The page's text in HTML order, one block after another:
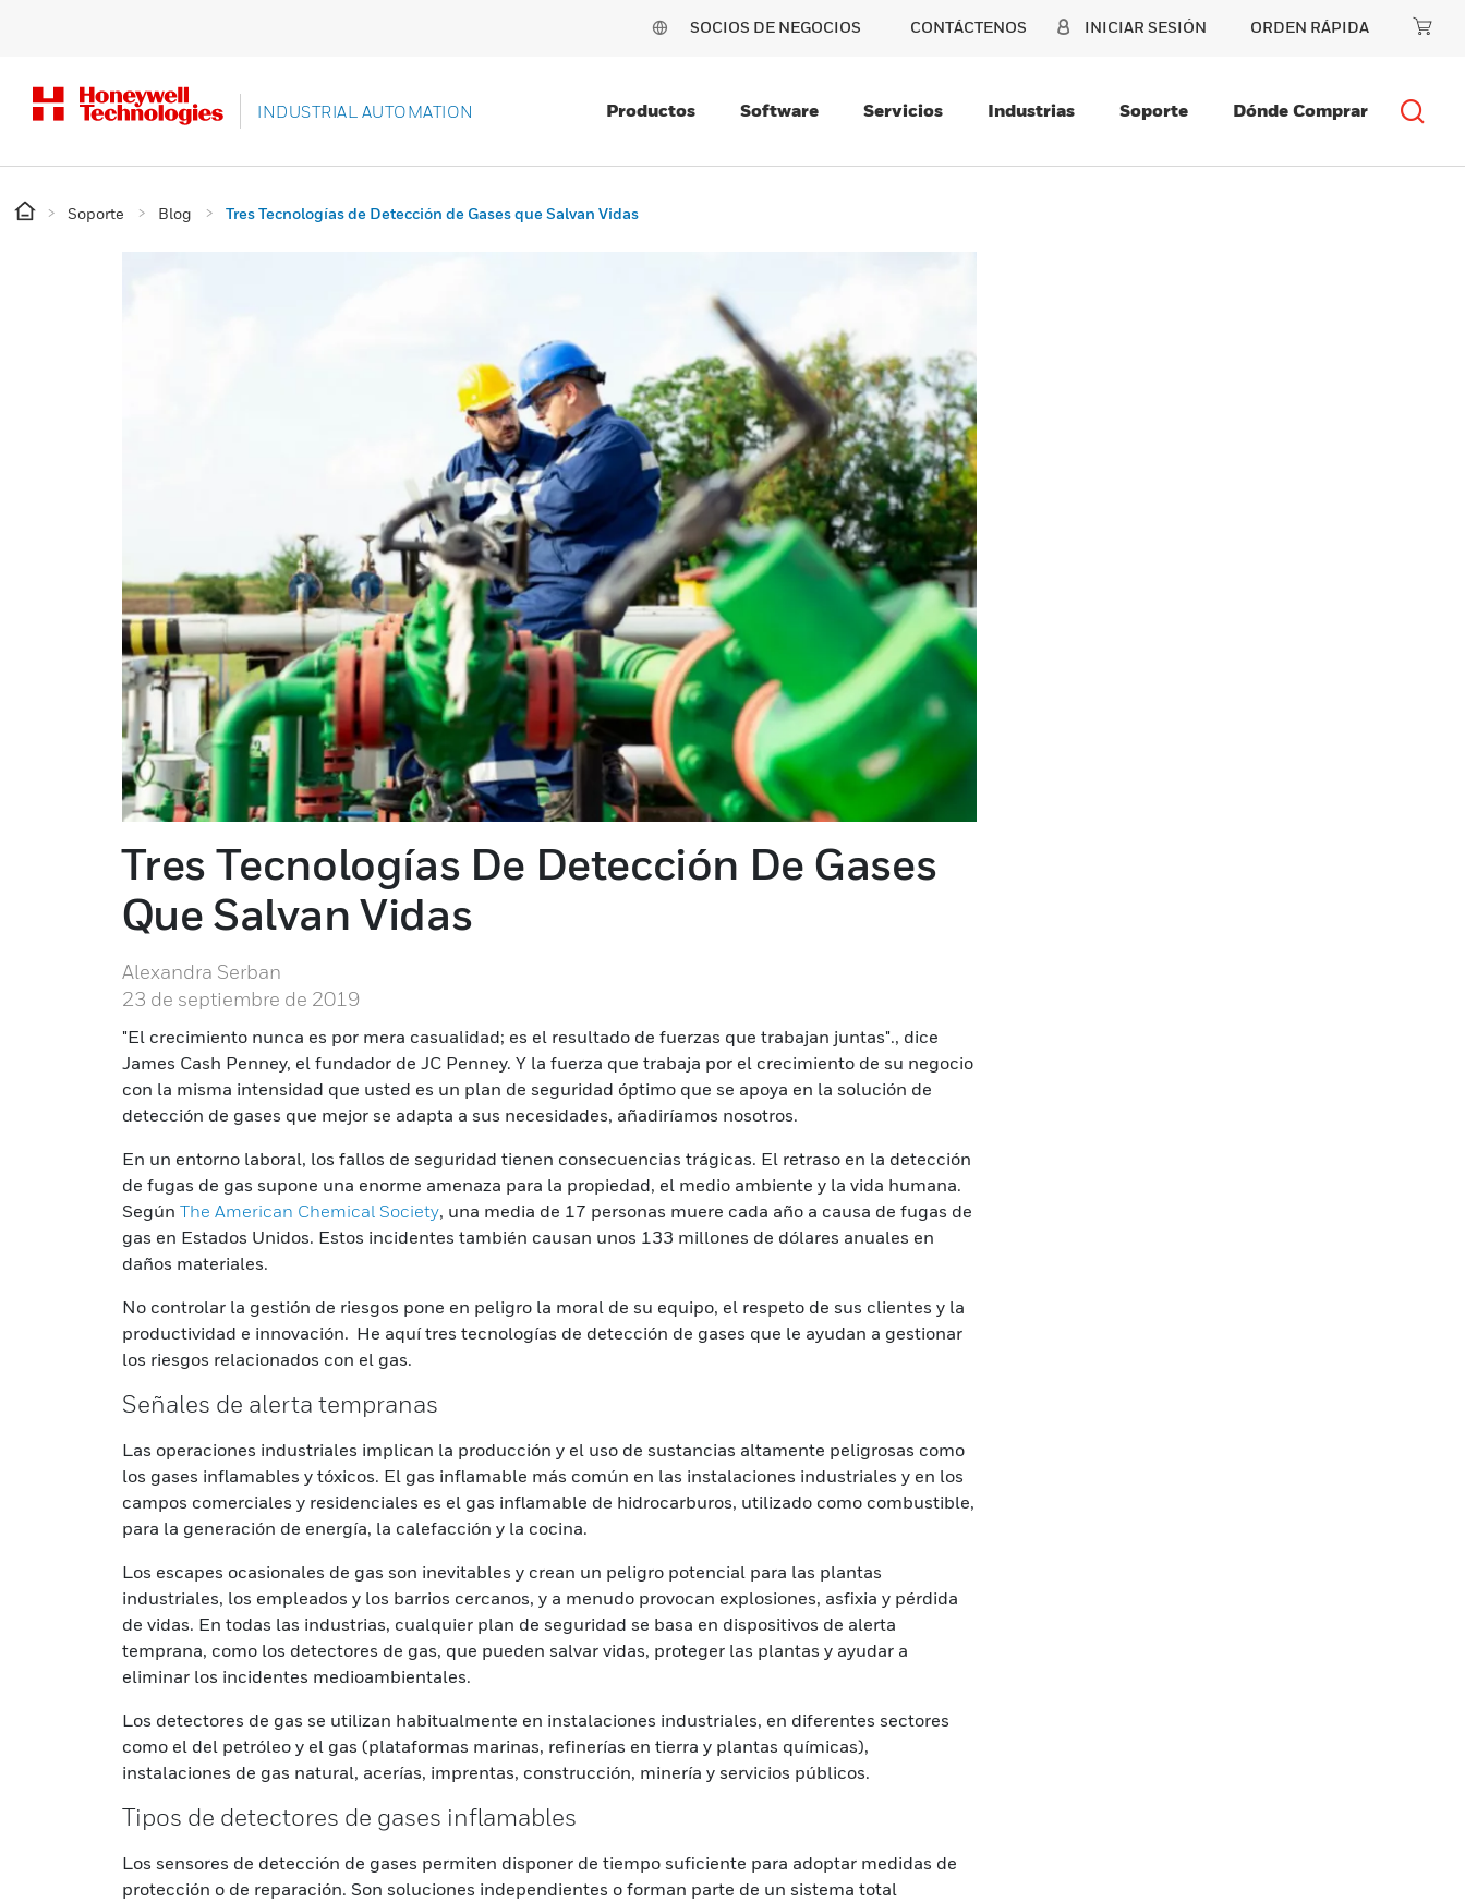
SOCIOS DE NEGOCIOS CONTÁCTENOS INICIAR SESIÓN ORDEN RÁPIDA
INDUSTRIAL AUTOMATION Productos Software Servicios Industrias Soporte Dónde Comprar
Soporte Blog Tres Tecnologías de Detección de Gases que Salvan Vidas
Tres Tecnologías De Detección De Gases
Que Salvan Vidas
Alexandra Serban
23 de septiembre de 2019
"El crecimiento nunca es por mera casualidad; es el resultado de fuerzas que trabajan juntas"., dice
James Cash Penney, el fundador de JC Penney. Y la fuerza que trabaja por el crecimiento de su negocio
con la misma intensidad que usted es un plan de seguridad óptimo que se apoya en la solución de
detección de gases que mejor se adapta a sus necesidades, añadiríamos nosotros.
En un entorno laboral, los fallos de seguridad tienen consecuencias trágicas. El retraso en la detección
de fugas de gas supone una enorme amenaza para la propiedad, el medio ambiente y la vida humana.
Según The American Chemical Society, una media de 17 personas muere cada año a causa de fugas de
gas en Estados Unidos. Estos incidentes también causan unos 133 millones de dólares anuales en
daños materiales.
No controlar la gestión de riesgos pone en peligro la moral de su equipo, el respeto de sus clientes y la
productividad e innovación. He aquí tres tecnologías de detección de gases que le ayudan a gestionar
los riesgos relacionados con el gas.
Señales de alerta tempranas
Las operaciones industriales implican la producción y el uso de sustancias altamente peligrosas como
los gases inflamables y tóxicos. El gas inflamable más común en las instalaciones industriales y en los
campos comerciales y residenciales es el gas inflamable de hidrocarburos, utilizado como combustible,
para la generación de energía, la calefacción y la cocina.
Los escapes ocasionales de gas son inevitables y crean un peligro potencial para las plantas
industriales, los empleados y los barrios cercanos, y a menudo provocan explosiones, asfixia y pérdida
de vidas. En todas las industrias, cualquier plan de seguridad se basa en dispositivos de alerta
temprana, como los detectores de gas, que pueden salvar vidas, proteger las plantas y ayudar a
eliminar los incidentes medioambientales.
Los detectores de gas se utilizan habitualmente en instalaciones industriales, en diferentes sectores
como el del petróleo y el gas (plataformas marinas, refinerías en tierra y plantas químicas),
instalaciones de gas natural, acerías, imprentas, construcción, minería y servicios públicos.
Tipos de detectores de gases inflamables
Los sensores de detección de gases permiten disponer de tiempo suficiente para adoptar medidas de
protección o de reparación. Son soluciones independientes o forman parte de un sistema total